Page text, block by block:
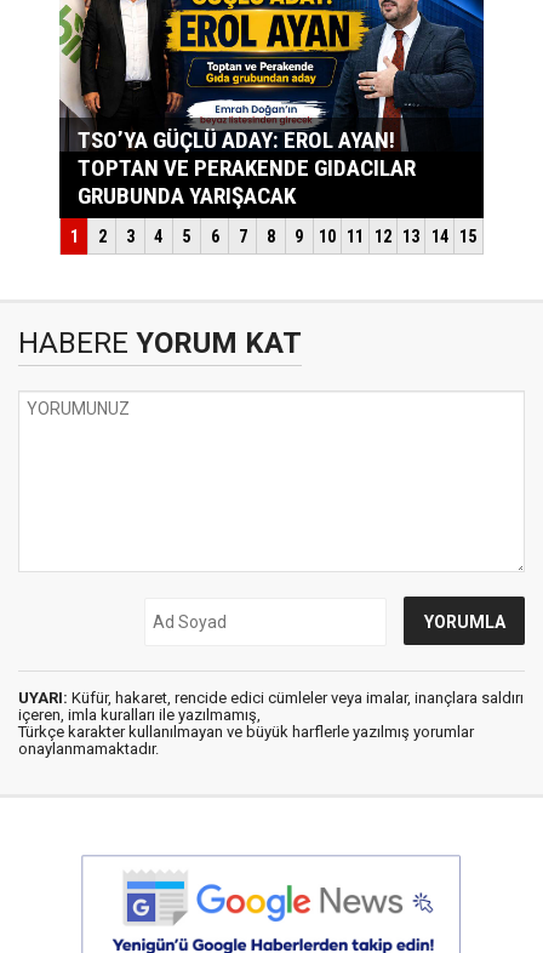
HABERE YORUM KAT
UYARI: Küfür, hakaret, rencide edici cümleler veya imalar, inançlara saldırı
içeren, imla kuralları ile yazılmamış,
Türkçe karakter kullanılmayan ve büyük harflerle yazılmış yorumlar
onaylanmamaktadır.